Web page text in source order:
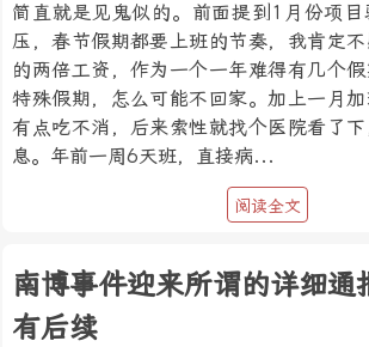
简直就是见鬼似的。前面提到1月份项
压，春节假期都要上班的节奏，我肯定
的两倍工资，作为一个一年难得有几个
特殊假期，怎么可能不回家。加上一月
有点吃不消，后来索性就找个医院看了
息。年前一周6天班，直接病...
阅读全文
南博事件迎来所谓的详细通
有后续